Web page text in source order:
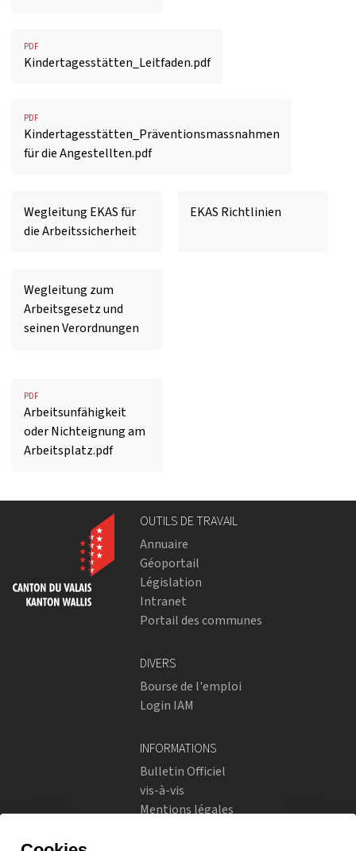
PDF
Kindertagesstätten_Leitfaden.pdf
PDF
Kindertagesstätten_Präventionsmassnahmen
für die Angestellten.pdf
Wegleitung EKAS für
die Arbeitssicherheit
EKAS Richtlinien
Wegleitung zum
Arbeitsgesetz und
seinen Verordnungen
PDF
Arbeitsunfähigkeit
oder Nichteignung am
Arbeitsplatz.pdf
OUTILS DE TRAVAIL
Annuaire
Géoportail
Législation
Intranet
Portail des communes
DIVERS
Bourse de l'emploi
Login IAM
INFORMATIONS
Bulletin Officiel
vis-à-vis
Mentions légales